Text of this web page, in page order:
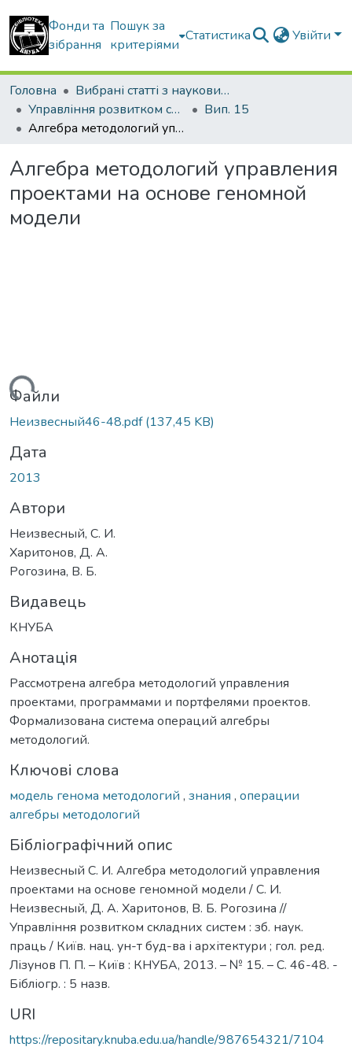
Фонди та
зібрання
Пошук за
критеріями
Статистика Увійти
Головна
Вибрані статті з наукових збірників КНУБА
Управління розвитком складних систем
Вип. 15
Алгебра методологий управления проектами на основе геномной модели
Алгебра методологий управления
проектами на основе геномной
модели
Файли
Неизвесный46-48.pdf(137,45 KB)
Дата
2013
Автори
Неизвесный, С. И.
Харитонов, Д. А.
Рогозина, В. Б.
Видавець
КНУБА
Анотація
Рассмотрена алгебра методологий управления
проектами, программами и портфелями проектов.
Формализована система операций алгебры
методологий.
Ключові слова
модель генома методологий , знания , операции
алгебры методологий
Бібліографічний опис
Неизвесный С. И. Алгебра методологий управления
проектами на основе геномной модели / С. И.
Неизвесный, Д. А. Харитонов, В. Б. Рогозина //
Управління розвитком складних систем : зб. наук.
праць / Київ. нац. ун-т буд-ва і архітектури ; гол. ред.
Лізунов П. П. – Київ : КНУБА, 2013. – № 15. – С. 46-48. -
Бібліогр. : 5 назв.
URI
https://repositary.knuba.edu.ua/handle/987654321/7104